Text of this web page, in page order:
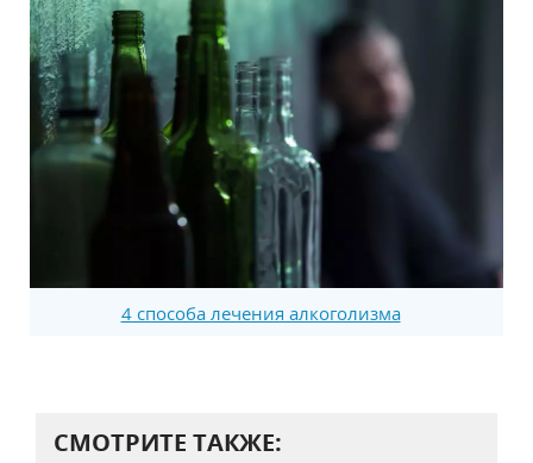
4 способа лечения алкоголизма
СМОТРИТЕ ТАКЖЕ: